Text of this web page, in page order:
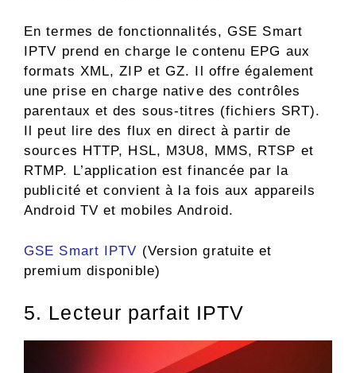
En termes de fonctionnalités, GSE Smart
IPTV prend en charge le contenu EPG aux
formats XML, ZIP et GZ. Il offre également
une prise en charge native des contrôles
parentaux et des sous-titres (fichiers SRT).
Il peut lire des flux en direct à partir de
sources HTTP, HSL, M3U8, MMS, RTSP et
RTMP. L’application est financée par la
publicité et convient à la fois aux appareils
Android TV et mobiles Android.
GSE Smart IPTV (Version gratuite et
premium disponible)
5. Lecteur parfait IPTV